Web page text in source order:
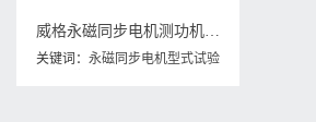
威格永磁同步电机测功机综合性能出厂测试系统 型式试验台台架
关键词： 永磁同步电机型式试验